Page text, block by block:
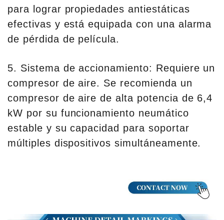
para lograr propiedades antiestáticas
efectivas y está equipada con una alarma
de pérdida de película.
5. Sistema de accionamiento: Requiere un
compresor de aire. Se recomienda un
compresor de aire de alta potencia de 6,4
kW por su funcionamiento neumático
estable y su capacidad para soportar
múltiples dispositivos simultáneamente.